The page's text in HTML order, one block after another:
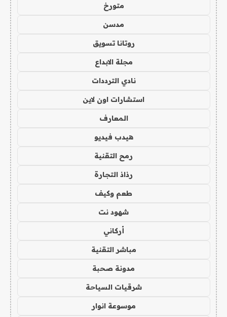
متورخ
مدسن
روتانا تسويق
مجلة الابداع
نادي الترددات
استشارات اون لاين
المعارف
هيدب فيديو
رمح التقنية
رذاذ التجارة
طعم وكيف
شهود نت
أركاني
مباشر التقنية
مدونة صحبة
شرقيات السياحة
موسوعة انوار